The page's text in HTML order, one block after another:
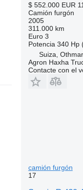
$ 552.000 EUR
Camión furgón
2005
311.000 km
Euro 3
Potencia 340 Hp
Suiza,
Agron Haxha
Contacte con el
camión furgón
17